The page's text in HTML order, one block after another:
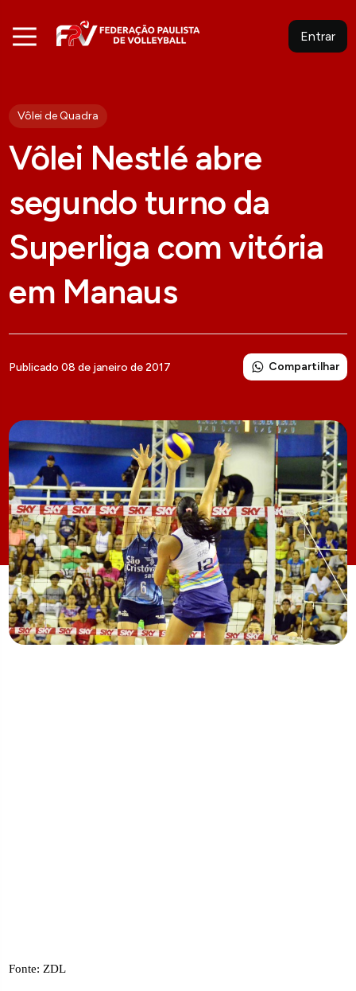
Entrar
Vôlei de Quadra
Vôlei Nestlé abre
segundo turno da
Superliga com vitória
em Manaus
Publicado 08 de janeiro de 2017 Compartilhar
Fonte: ZDL